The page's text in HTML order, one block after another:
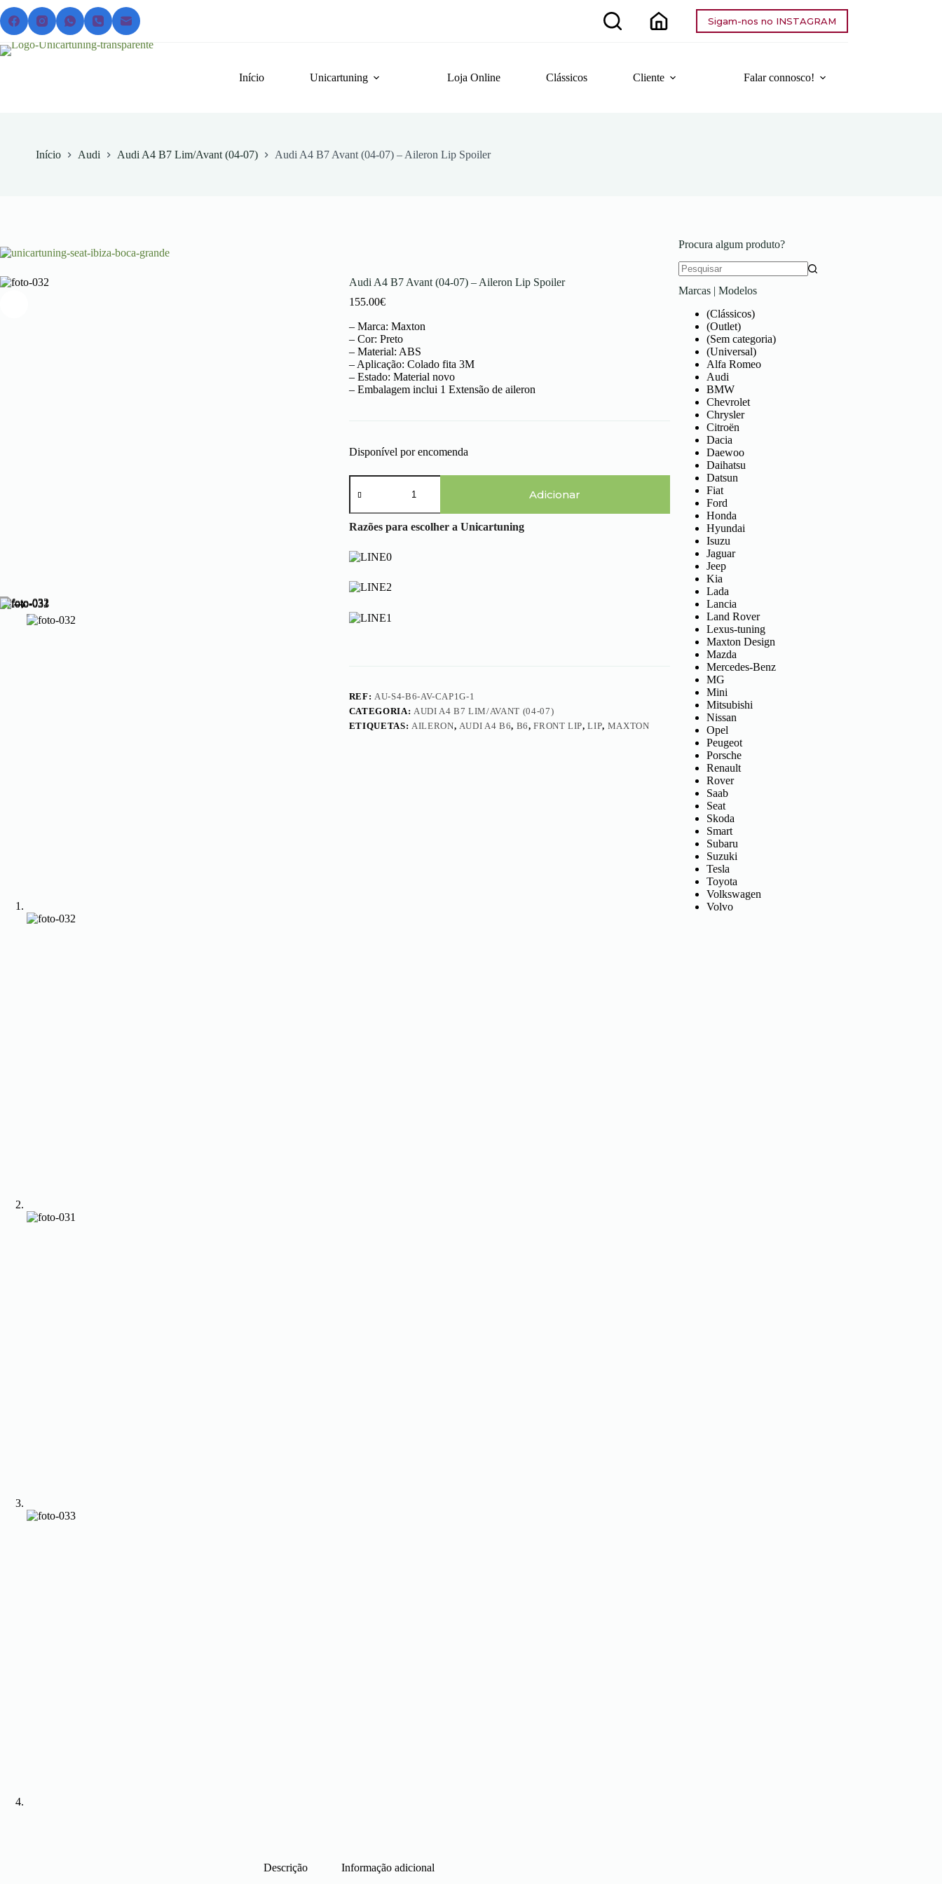
Pular
para
o
conteúdo
Sigam-nos no INSTAGRAM
Início Unicartuning Loja Online Clássicos Cliente Falar connosco!
Início Audi Audi A4 B7 Lim/Avant (04-07) Audi A4 B7 Avant (04-07) – Aileron Lip Spoiler
Audi A4 B7 Avant (04-07) – Aileron Lip Spoiler
155.00€
– Marca: Maxton
– Cor: Preto
– Material: ABS
– Aplicação: Colado fita 3M
– Estado: Material novo
– Embalagem inclui 1 Extensão de aileron
Disponível por encomenda
Quantidade
de
A4
B7
(04-
07)
Aileron
Spoiler
Adicionar
Razões para escolher a Unicartuning
REF: AU-S4-B6-AV-CAP1G-1
CATEGORIA: AUDI A4 B7 LIM/AVANT (04-07)
ETIQUETAS: AILERON, AUDI A4 B6, B6,FRONT LIP,LIP, MAXTON
Descrição Informação adicional
Procura algum produto?
resultados
Marcas | Modelos
(Clássicos)
(Outlet)
(Sem categoria)
(Universal)
Alfa Romeo
Audi
BMW
Chevrolet
Chrysler
Citroën
Dacia
Daewoo
Daihatsu
Datsun
Fiat
Ford
Honda
Hyundai
Isuzu
Jaguar
Jeep
Kia
Lada
Lancia
Land Rover
Lexus-tuning
Maxton Design
Mazda
Mercedes-Benz
MG
Mini
Mitsubishi
Nissan
Opel
Peugeot
Porsche
Renault
Rover
Saab
Seat
Skoda
Smart
Subaru
Suzuki
Tesla
Toyota
Volkswagen
Volvo